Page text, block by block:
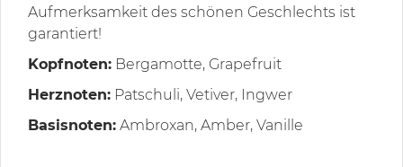
Aufmerksamkeit des schönen Geschlechts ist
garantiert!
Kopfnoten: Bergamotte, Grapefruit
Herznoten: Patschuli, Vetiver, Ingwer
Basisnoten: Ambroxan, Amber, Vanille